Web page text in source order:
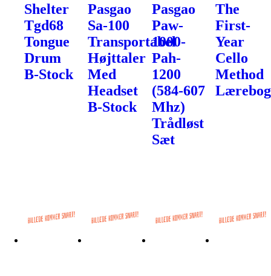
Shelter
Tgd68
Tongue
Drum
B-Stock
Pasgao
Sa-100
Transportabel
Højttaler
Med
Headset
B-Stock
Pasgao
Paw-
1000-
Pah-
1200
(584-607
Mhz)
Trådløst
Sæt
The
First-
Year
Cello
Method
Lærebog